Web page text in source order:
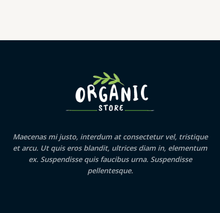
Maecenas mi justo, interdum at consectetur vel, tristique
et arcu. Ut quis eros blandit, ultrices diam in, elementum
ex. Suspendisse quis faucibus urna. Suspendisse
pellentesque.